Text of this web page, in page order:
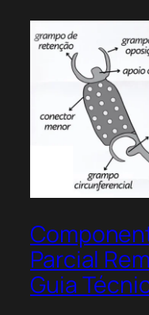
Parcial
Guia